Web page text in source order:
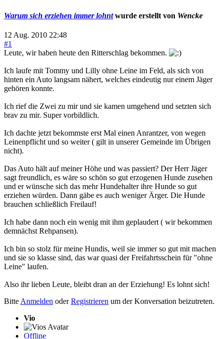
Warum sich erziehen immer lohntwurde erstellt von Wencke
12 Aug. 2010 22:48
#1
Leute, wir haben heute den Ritterschlag bekommen.
Ich laufe mit Tommy und Lilly ohne Leine im Feld, als sich von
hinten ein Auto langsam nähert, welches eindeutig nur einem Jäger
gehören konnte.
Ich rief die Zwei zu mir und sie kamen umgehend und setzten sich
brav zu mir. Super vorbildlich.
Ich dachte jetzt bekommste erst Mal einen Anrantzer, von wegen
Leinenpflicht und so weiter ( gilt in unserer Gemeinde im Übrigen
nicht).
Das Auto hält auf meiner Höhe und was passiert? Der Herr Jäger
sagt freundlich, es wäre so schön so gut erzogenen Hunde zusehen
und er wünsche sich das mehr Hundehalter ihre Hunde so gut
erziehen würden. Dann gäbe es auch weniger Ärger. Die Hunde
brauchen schließlich Freilauf!
Ich habe dann noch ein wenig mit ihm geplaudert ( wir bekommen
demnächst Rehpansen).
Ich bin so stolz für meine Hundis, weil sie immer so gut mit machen
und sie so klasse sind, das war quasi der Freifahrtsschein für "ohne
Leine" laufen.
Also ihr lieben Leute, bleibt dran an der Erziehung! Es lohnt sich!
BitteAnmelden oderRegistrieren um der Konversation beizutreten.
Vio
Offline